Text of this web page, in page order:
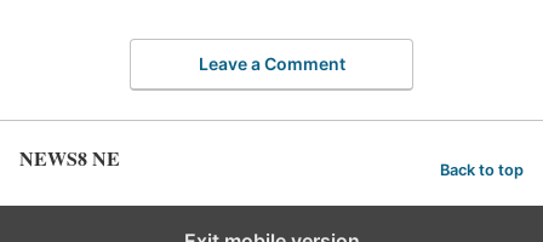
Leave a Comment
NEWS8 NE Back to top